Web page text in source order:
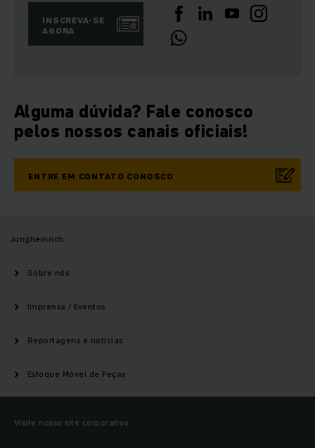
INSCREVA-SE
AGORA
Alguma dúvida? Fale conosco
pelos nossos canais oficiais!
ENTRE EM CONTATO CONOSCO
Jungheinrich
Sobre nós
Imprensa / Eventos
Reportagens e notícias
Estoque Móvel de Peças
Visite nosso site corporativo